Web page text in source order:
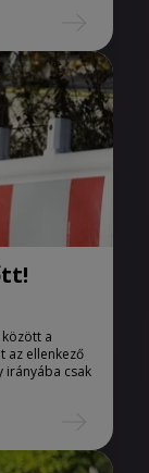
a
az ellenkező
irányába csak